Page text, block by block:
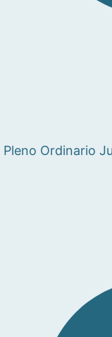
Pleno Ordinario